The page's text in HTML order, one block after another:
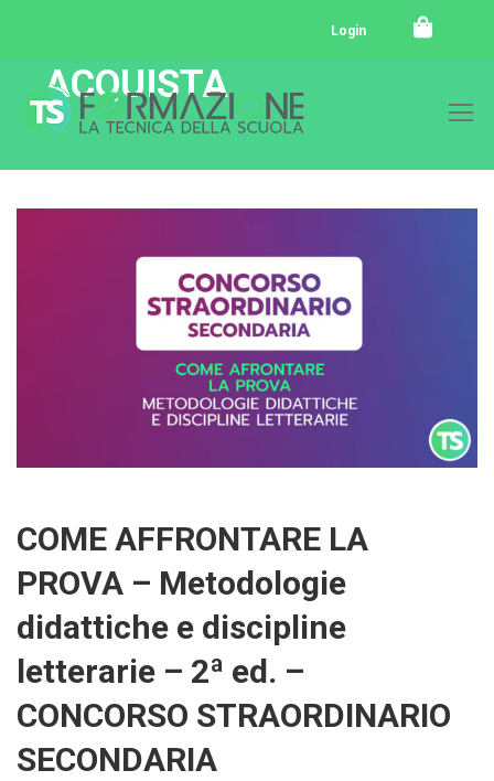
Login
ACQUISTA
COME AFFRONTARE LA
PROVA – Metodologie
didattiche e discipline
letterarie – 2ª ed. –
CONCORSO STRAORDINARIO
SECONDARIA